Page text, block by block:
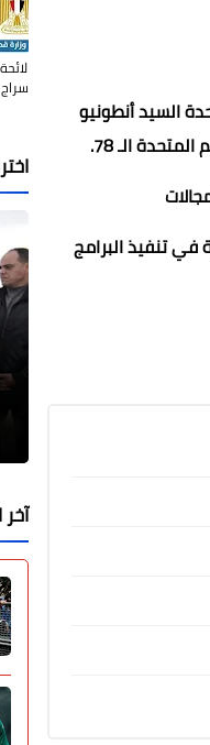
السيد أنطونيو
الـ 78.
في تنفيذ البرامج
آخر